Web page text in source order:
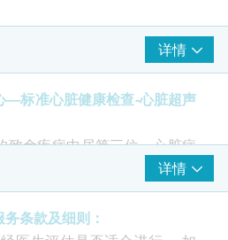
详情
—标准心脏健康检查-心脏超声
致命疾病中居第三位。心脏病
疾病，在各种心脏病当中，冠
）是引致心脏病死亡的主要原
详情
条款及细则：